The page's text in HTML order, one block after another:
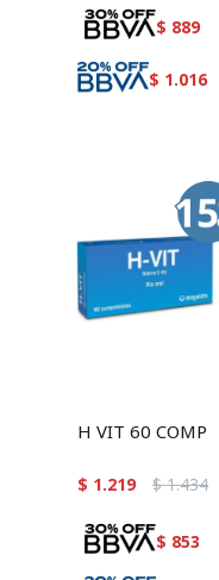
$ 889
$ 1.016
H VIT 60 COMP
$ 1.219 $ 1.434
$ 853